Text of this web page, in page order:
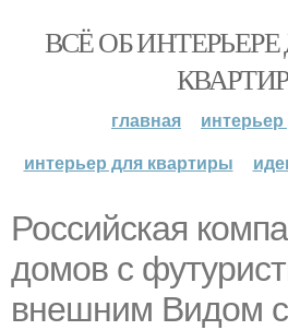
ВСЁ ОБ
главная
интерьер для квартиры
Российская
домов с
внешним Видом